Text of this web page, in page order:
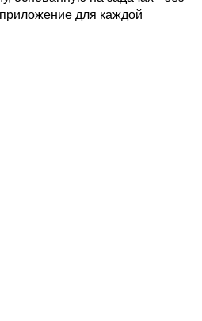
для каждой